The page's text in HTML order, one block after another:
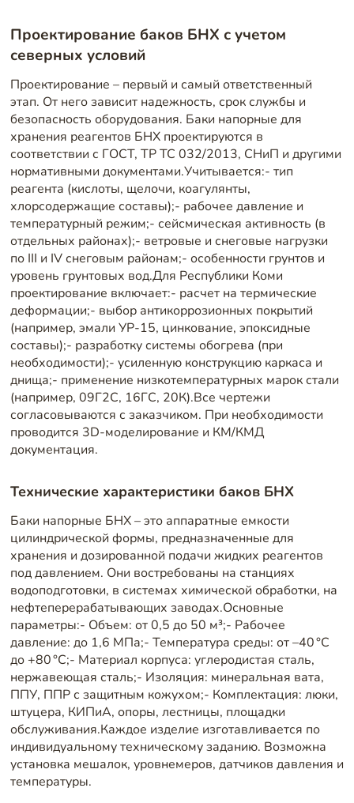
Проектирование баков БНХ с учетом
северных условий
Проектирование – первый и самый ответственный
этап. От него зависит надежность, срок службы и
безопасность оборудования. Баки напорные для
хранения реагентов БНХ проектируются в
соответствии с ГОСТ, ТР ТС 032/2013, СНиП и другими
нормативными документами.Учитывается:- тип
реагента (кислоты, щелочи, коагулянты,
хлорсодержащие составы);- рабочее давление и
температурный режим;- сейсмическая активность (в
отдельных районах);- ветровые и снеговые нагрузки
по III и IV снеговым районам;- особенности грунтов и
уровень грунтовых вод.Для Республики Коми
проектирование включает:- расчет на термические
деформации;- выбор антикоррозионных покрытий
(например, эмали УР-15, цинкование, эпоксидные
составы);- разработку системы обогрева (при
необходимости);- усиленную конструкцию каркаса и
днища;- применение низкотемпературных марок стали
(например, 09Г2С, 16ГС, 20К).Все чертежи
согласовываются с заказчиком. При необходимости
проводится 3D-моделирование и КМ/КМД
документация.
Технические характеристики баков БНХ
Баки напорные БНХ – это аппаратные емкости
цилиндрической формы, предназначенные для
хранения и дозированной подачи жидких реагентов
под давлением. Они востребованы на станциях
водоподготовки, в системах химической обработки, на
нефтеперерабатывающих заводах.Основные
параметры:- Объем: от 0,5 до 50 м³;- Рабочее
давление: до 1,6 МПа;- Температура среды: от –40 °C
до +80 °C;- Материал корпуса: углеродистая сталь,
нержавеющая сталь;- Изоляция: минеральная вата,
ППУ, ППР с защитным кожухом;- Комплектация: люки,
штуцера, КИПиА, опоры, лестницы, площадки
обслуживания.Каждое изделие изготавливается по
индивидуальному техническому заданию. Возможна
установка мешалок, уровнемеров, датчиков давления и
температуры.